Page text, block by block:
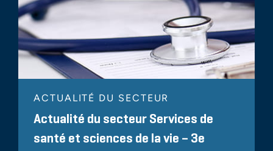
ACTUALITÉ DU SECTEUR
Actualité du secteur Services de
santé et sciences de la vie – 3e